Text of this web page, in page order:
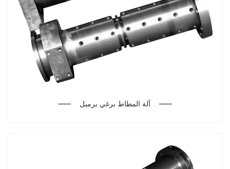
آلة المطاط برغي برميل